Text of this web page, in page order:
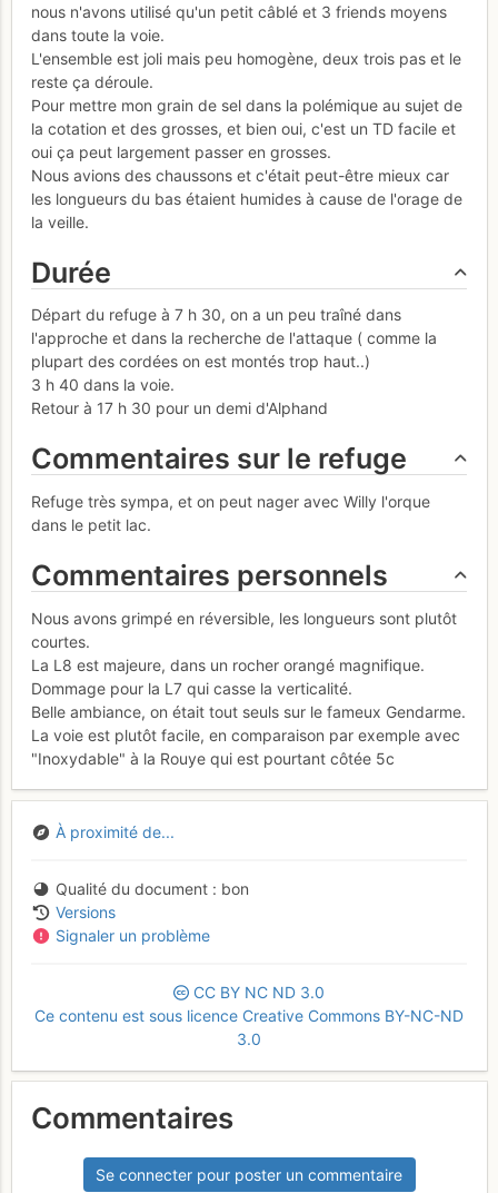
nous n'avons utilisé qu'un petit câblé et 3 friends moyens
dans toute la voie.
L'ensemble est joli mais peu homogène, deux trois pas et le
reste ça déroule.
Pour mettre mon grain de sel dans la polémique au sujet de
la cotation et des grosses, et bien oui, c'est un TD facile et
oui ça peut largement passer en grosses.
Nous avions des chaussons et c'était peut-être mieux car
les longueurs du bas étaient humides à cause de l'orage de
la veille.
Durée
Départ du refuge à 7 h 30, on a un peu traîné dans
l'approche et dans la recherche de l'attaque ( comme la
plupart des cordées on est montés trop haut..)
3 h 40 dans la voie.
Retour à 17 h 30 pour un demi d'Alphand
Commentaires sur le refuge
Refuge très sympa, et on peut nager avec Willy l'orque
dans le petit lac.
Commentaires personnels
Nous avons grimpé en réversible, les longueurs sont plutôt
courtes.
La L8 est majeure, dans un rocher orangé magnifique.
Dommage pour la L7 qui casse la verticalité.
Belle ambiance, on était tout seuls sur le fameux Gendarme.
La voie est plutôt facile, en comparaison par exemple avec
"Inoxydable" à la Rouye qui est pourtant côtée 5c
À proximité de...
Qualité du document
bon
Versions
Signaler un problème
CC BY NC ND 3.0
Ce contenu est sous licence Creative Commons BY-NC-ND
3.0
Commentaires
Se connecter pour poster un commentaire